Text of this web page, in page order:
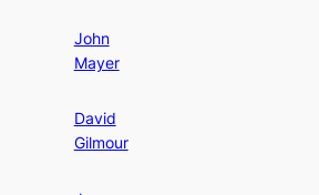
John
Mayer
David
Gilmour